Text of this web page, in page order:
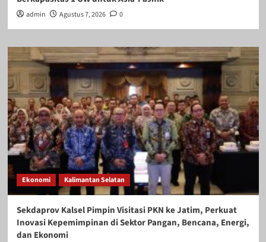
admin Agustus 7, 2026 0
Ekonomi Kalimantan Selatan
Sekdaprov Kalsel Pimpin Visitasi PKN ke Jatim, Perkuat
Inovasi Kepemimpinan di Sektor Pangan, Bencana, Energi,
dan Ekonomi